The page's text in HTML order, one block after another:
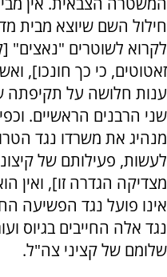
חילול השם שיוצא מבית
לקרוא לשוטרים "נאצים"
זאטוטים, כי כך חונכו],
ענות חלושה על תקיפתה
שני הרבנים הראשיים.
מנהיג את משרדו נגד
לעשות, פעילותם של
מצדיקה הגדרה זו], ואין
אינו פועל נגד הפשיעה
נגד אלה החייבים בגיוס
שלומם של קציני צה"ל.